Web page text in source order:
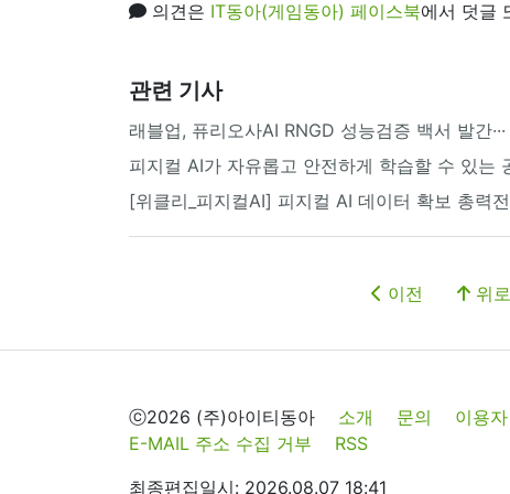
의견은 IT동아(게임동아) 페이스북에서 덧글
관련 기사
래블업, 퓨리오사AI RNGD 성능검증 백서 발간
피지컬 AI가 자유롭고 안전하게 학습할 수 있는
[위클리_피지컬AI] 피지컬 AI 데이터 확보 총력
이전 위로
ⓒ2026 (주)아이티동아 소개 문의 이용
E-MAIL 주소 수집 거부
RSS
최종편집일시: 2026.08.07 18:41